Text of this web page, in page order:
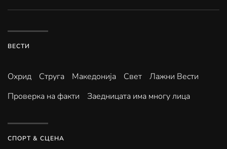
ВЕСТИ
Охрид Струга Македонија Свет
Лажни Вести
Проверка на факти
Заедницата има многу лица
СПОРТ & СЦЕНА